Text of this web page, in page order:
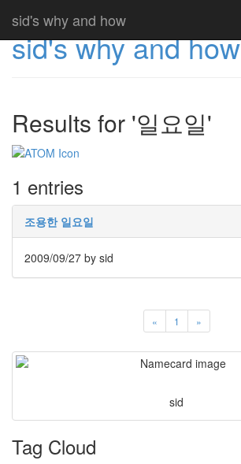
sid's why and how
sid's why and how
Results for '일요일'
1 entries
조용한 일요일
2009/09/27 by sid
« 1 »
sid
Tag Cloud